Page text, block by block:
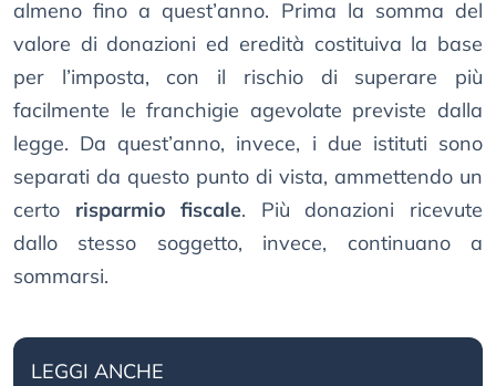
almeno fino a quest’anno. Prima la somma del
valore di donazioni ed eredità costituiva la base
per l’imposta, con il rischio di superare più
facilmente le franchigie agevolate previste dalla
legge. Da quest’anno, invece, i due istituti sono
separati da questo punto di vista, ammettendo un
certo risparmio fiscale. Più donazioni ricevute
dallo stesso soggetto, invece, continuano a
sommarsi.
LEGGI ANCHE